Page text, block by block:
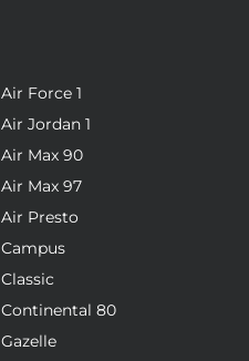
Air Force 1
Air Jordan 1
Air Max 90
Air Max 97
Air Presto
Campus
Classic
Continental 80
Gazelle